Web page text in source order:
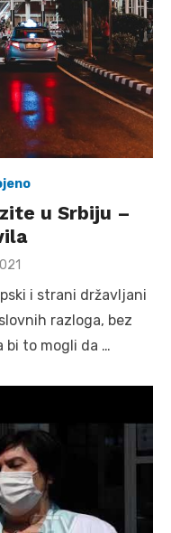
u Srbiju –
i strani državljani
razloga, bez
bi to mogli da …